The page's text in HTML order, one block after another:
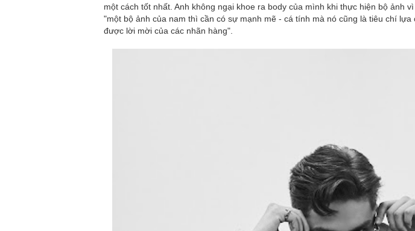
một cách tốt nhất. Anh không ngại khoe ra body của mình khi thực hiện bộ ảnh
"một bộ ảnh của nam thì cần có sự mạnh mẽ - cá tính mà nó cũng là tiêu chí lựa
được lời mời của các nhãn hàng".